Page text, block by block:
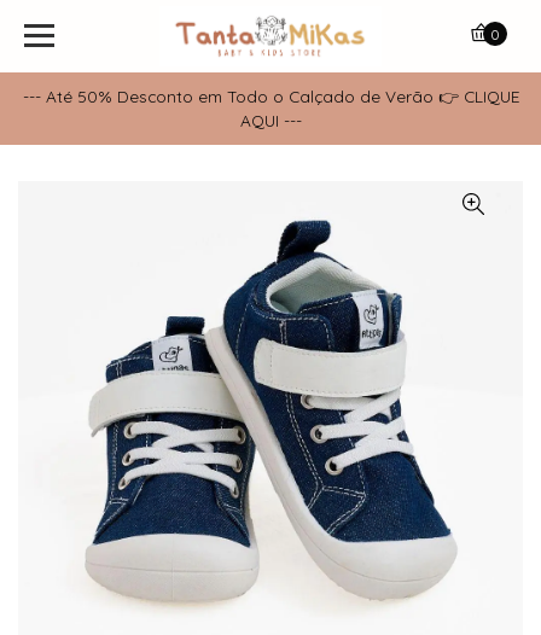
--- Até 50% Desconto em Todo o Calçado de Verão 👉 CLIQUE
AQUI ---
0